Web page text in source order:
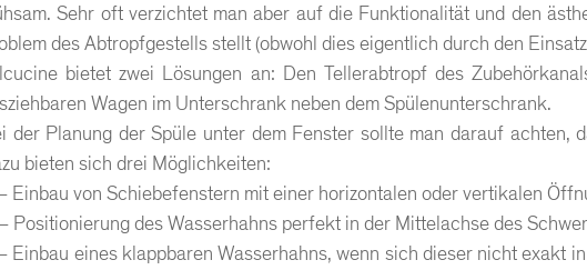
Sehr oft verzichtet man aber auf die Funktionalität und den
des Abtropfgestells stellt (obwohl dies eigentlich durch den
bietet zwei Lösungen an: Den Tellerabtropf des
Wagen im Unterschrank neben dem Spülenunterschrank.
der Planung der Spüle unter dem Fenster sollte man darauf achten,
bieten sich drei Möglichkeiten:
Einbau von Schiebefenstern mit einer horizontalen oder vertikalen
Positionierung des Wasserhahns perfekt in der Mittelachse des
Einbau eines klappbaren Wasserhahns, wenn sich dieser nicht exakt